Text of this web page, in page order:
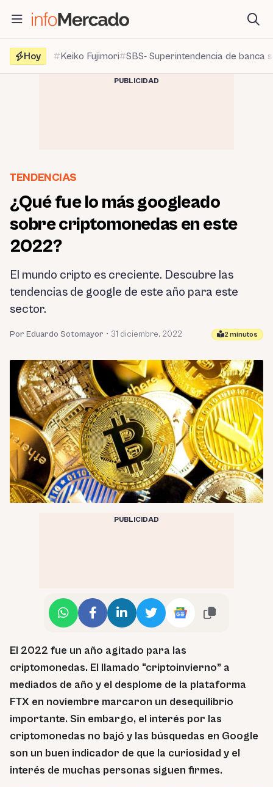
contenido
Hoy
Keiko Fujimori SBS- Superintendencia de banca
PUBLICIDAD
TENDENCIAS
¿Qué fue lo más googleado
sobre criptomonedas en este
2022?
El mundo cripto es creciente. Descubre las
tendencias de google de este año para este
sector.
Por Eduardo Sotomayor • 31 diciembre, 2022 2 minutos
PUBLICIDAD
El 2022 fue un año agitado para las
criptomonedas. El llamado “criptoinvierno” a
mediados de año y el desplome de la plataforma
FTX en noviembre marcaron un desequilibrio
importante. Sin embargo, el interés por las
criptomonedas no bajó y las búsquedas en Google
son un buen indicador de que la curiosidad y el
interés de muchas personas siguen firmes.